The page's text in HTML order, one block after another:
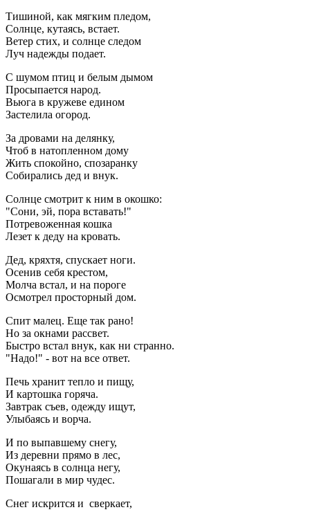
Тишиной, как мягким пледом,
Солнце, кутаясь, встает.
Ветер стих, и солнце следом
Луч надежды подает.
С шумом птиц и белым дымом
Просыпается народ.
Вьюга в кружеве едином
Застелила огород.
За дровами на делянку,
Чтоб в натопленном дому
Жить спокойно, спозаранку
Собирались дед и внук.
Солнце смотрит к ним в окошко:
"Сони, эй, пора вставать!"
Потревоженная кошка
Лезет к деду на кровать.
Дед, кряхтя, спускает ноги.
Осенив себя крестом,
Молча встал, и на пороге
Осмотрел просторный дом.
Спит малец. Еще так рано!
Но за окнами рассвет.
Быстро встал внук, как ни странно.
"Надо!" - вот на все ответ.
Печь хранит тепло и пищу,
И картошка горяча.
Завтрак съев, одежду ищут,
Улыбаясь и ворча.
И по выпавшему снегу,
Из деревни прямо в лес,
Окунаясь в солнца негу,
Пошагали в мир чудес.
Снег искрится и сверкает,